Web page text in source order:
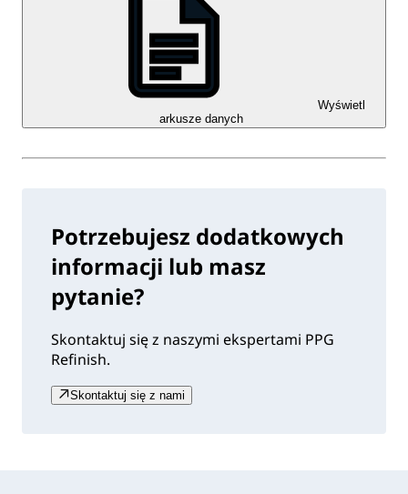
Wyświetl
arkusze danych
Potrzebujesz dodatkowych
informacji lub masz
pytanie?
Skontaktuj się z naszymi ekspertami PPG
Refinish.
Skontaktuj się z nami